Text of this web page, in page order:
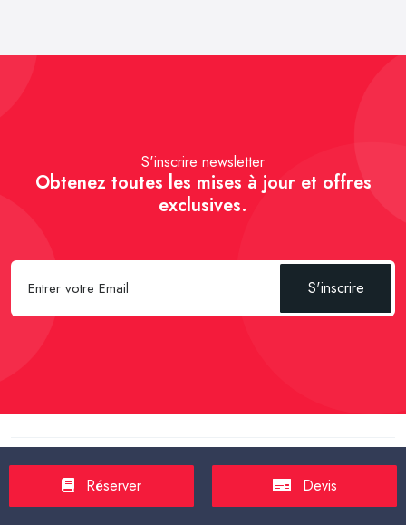
S'inscrire newsletter
Obtenez toutes les mises à jour et offres
exclusives.
S'inscrire
- Transport sanitaire, médicalisé
Tarif taxi en France en
2025-Un Taxi partagé pour l' aéroport-Réservez une
Réserver Devis